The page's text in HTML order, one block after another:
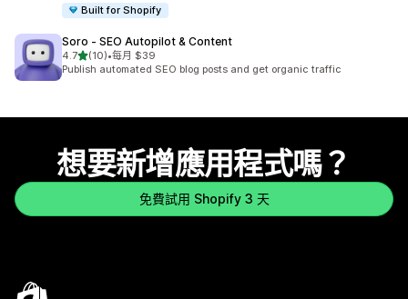
Built for Shopify
Soro ‑ SEO Autopilot & Content
4.7滿分 5 顆星
(10)
共有 10 則評價
•每月 $39
Publish automated SEO blog posts and get organic traffic
想要新增應用程式嗎？
免費試用 Shopify 3 天